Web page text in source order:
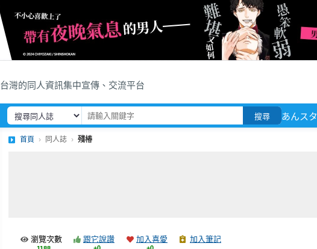
台灣的同人資訊集中宣傳、交流平台
搜尋 あんスタ
首頁 同人誌 殘椿
瀏覽次數 跟它說讚 加入喜愛 加入筆記